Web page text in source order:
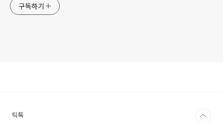
구독하기
틱톡